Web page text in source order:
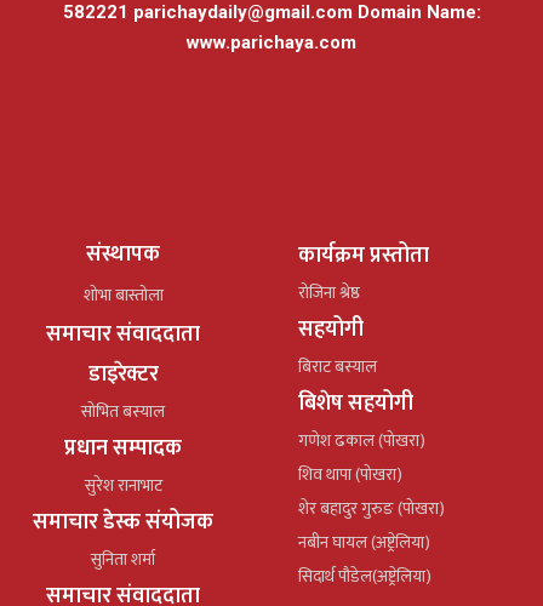
582221 parichaydaily@gmail.comDomain Name:
www.parichaya.com
संस्थापक
शोभा बास्तोला
समाचार संवाददाता
डाइरेक्टर
सोभित बस्याल
प्रधान सम्पादक
सुरेश रानाभाट
समाचार डेस्क संयोजक
सुनिता शर्मा
समाचार संवाददाता
कार्यक्रम प्रस्तोता
रोजिना श्रेष्ठ
सहयोगी
बिराट बस्याल
बिशेष सहयोगी
गणेश ढकाल (पोखरा)
शिव थापा (पोखरा)
शेर बहादुर गुरुङ (पोखरा)
नबीन घायल (अष्ट्रेलिया)
सिदार्थ पौडेल(अष्ट्रेलिया)